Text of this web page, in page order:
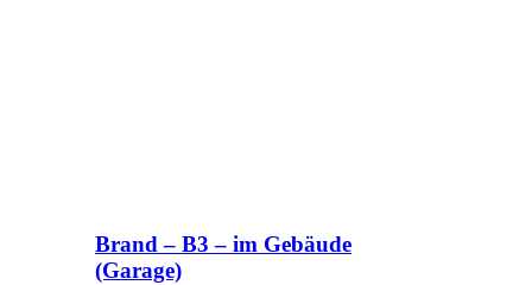
Brand – B3 – im Gebäude
(Garage)